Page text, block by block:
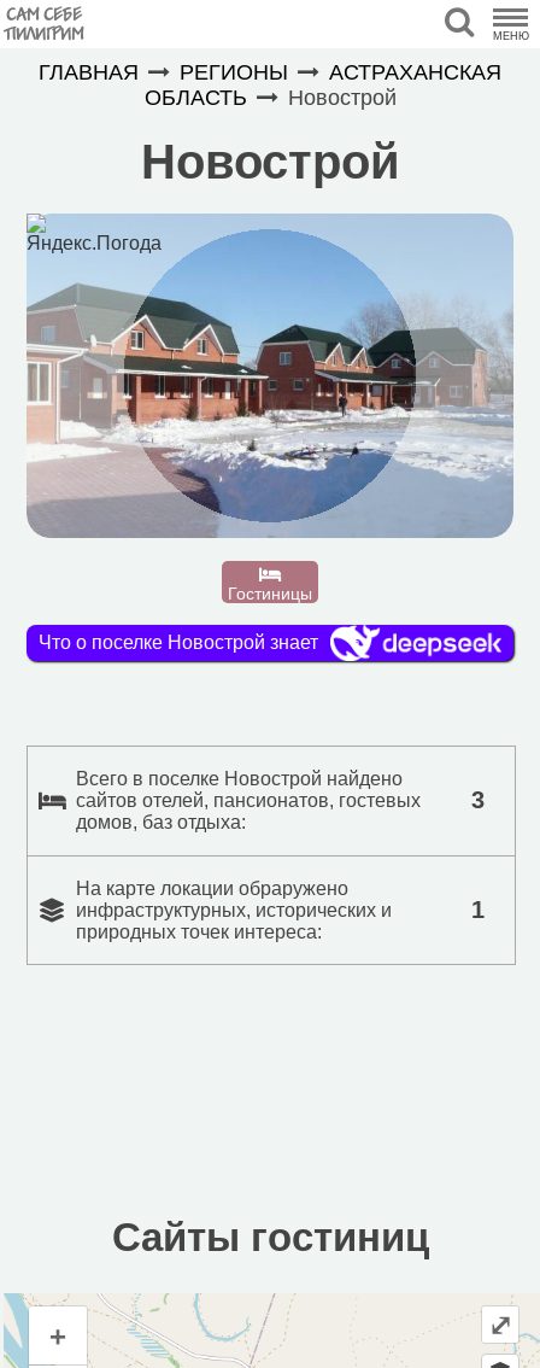
САМ СЕБЕ
ПИЛИГРИМ МЕНЮ
ГЛАВНАЯ РЕГИОНЫ
АСТРАХАНСКАЯ
ОБЛАСТЬ
Новострой
Новострой
Гостиницы
Что о поселке Новострой знает
Всего в поселке Новострой найдено
сайтов отелей, пансионатов, гостевых
домов, баз отдыха:
3
На карте локации обраружено
инфраструктурных, исторических и
природных точек интереса:
1
Сайты гостиниц
+
⤢